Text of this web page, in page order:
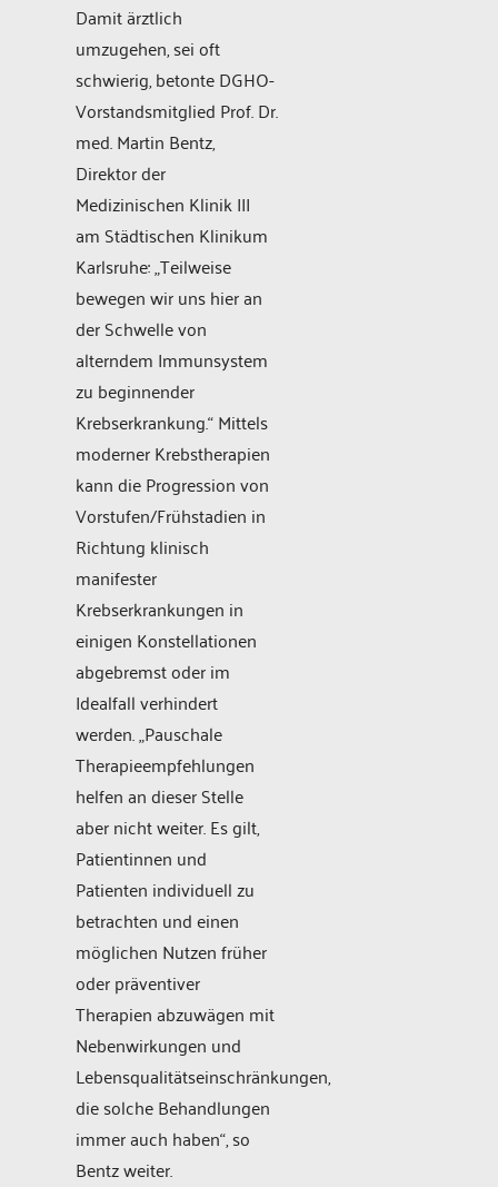
Damit ärztlich
umzugehen, sei oft
schwierig, betonte DGHO-
Vorstandsmitglied Prof. Dr.
med. Martin Bentz,
Direktor der
Medizinischen Klinik III
am Städtischen Klinikum
Karlsruhe: „Teilweise
bewegen wir uns hier an
der Schwelle von
alterndem Immunsystem
zu beginnender
Krebserkrankung.“ Mittels
moderner Krebstherapien
kann die Progression von
Vorstufen/Frühstadien in
Richtung klinisch
manifester
Krebserkrankungen in
einigen Konstellationen
abgebremst oder im
Idealfall verhindert
werden. „Pauschale
Therapieempfehlungen
helfen an dieser Stelle
aber nicht weiter. Es gilt,
Patientinnen und
Patienten individuell zu
betrachten und einen
möglichen Nutzen früher
oder präventiver
Therapien abzuwägen mit
Nebenwirkungen und
Lebensqualitätseinschränkungen,
die solche Behandlungen
immer auch haben“, so
Bentz weiter.